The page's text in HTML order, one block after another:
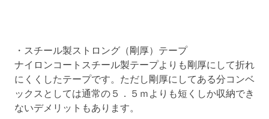
・スチール製ストロング（剛厚）テープ
ナイロンコートスチール製テープよりも剛厚にして折れ
にくくしたテープです。ただし剛厚にしてある分コンベ
ックスとしては通常の５．５ｍよりも短くしか収納でき
ないデメリットもあります。